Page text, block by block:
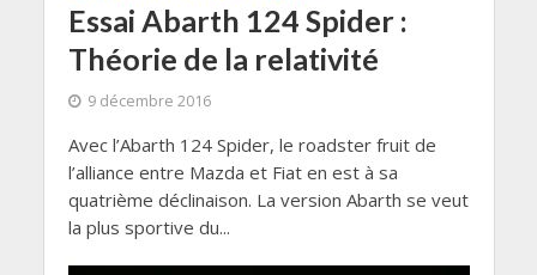
Essai Abarth 124 Spider :
Théorie de la relativité
9 décembre 2016
Avec l’Abarth 124 Spider, le roadster fruit de
l’alliance entre Mazda et Fiat en est à sa
quatrième déclinaison. La version Abarth se veut
la plus sportive du...